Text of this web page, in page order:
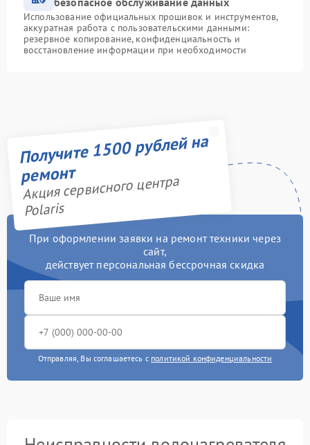
Использование официальных прошивок и инструментов,
аккуратная работа с пользовательскими данными:
резервное копирование, конфиденциальность и
восстановление информации при необходимости
Получите 1500 рублей на
ремонт
Акция сервисного центра
Polaris
При оформлении заявки на ремонт техники через
сайт,
действует персональная бессрочная скидка
Отправляя, Вы соглашаетесь с политикой конфиденциальности